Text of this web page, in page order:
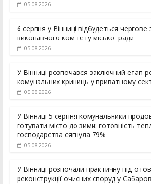
05.08.2026
6 серпня у Вінниці відбудеться чергове
виконавчого комітету міської ради
05.08.2026
У Вінниці розпочався заключний етап
комунальних криниць у приватному
05.08.2026
У Вінниці 5 серпня комунальники
готувати місто до зими: готовність
господарства сягнула 79%
05.08.2026
У Вінниці розпочали практичну
реконструкції очисних споруд у